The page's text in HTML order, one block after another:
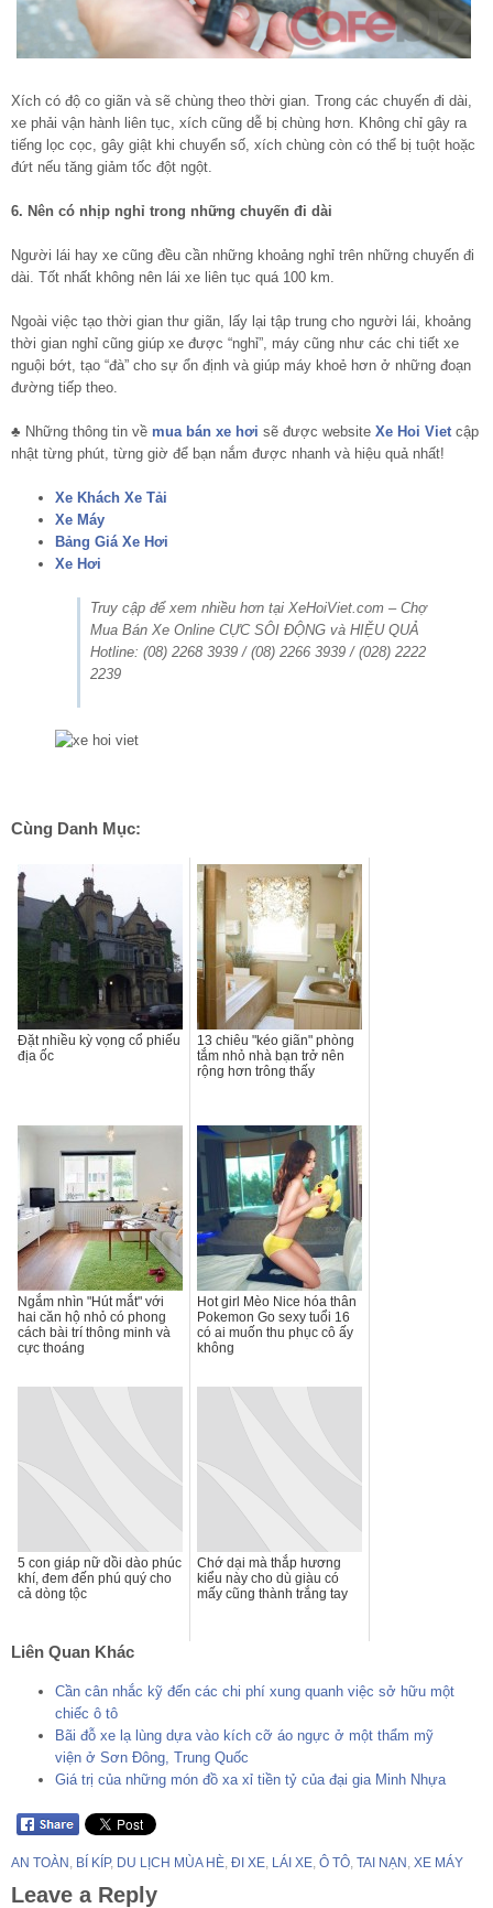
Xích có độ co giãn và sẽ chùng theo thời gian. Trong các chuyến đi dài,
xe phải vận hành liên tục, xích cũng dễ bị chùng hơn. Không chỉ gây ra
tiếng lọc cọc, gây giật khi chuyển số, xích chùng còn có thể bị tuột hoặc
đứt nếu tăng giảm tốc đột ngột.
6. Nên có nhịp nghỉ trong những chuyến đi dài
Người lái hay xe cũng đều cần những khoảng nghỉ trên những chuyến đi
dài. Tốt nhất không nên lái xe liên tục quá 100 km.
Ngoài việc tạo thời gian thư giãn, lấy lại tập trung cho người lái, khoảng
thời gian nghỉ cũng giúp xe được “nghỉ”, máy cũng như các chi tiết xe
nguội bớt, tạo “đà” cho sự ổn định và giúp máy khoẻ hơn ở những đoạn
đường tiếp theo.
♣ Những thông tin về mua bán xe hơi sẽ được website Xe Hoi Vietcập
nhật từng phút, từng giờ để bạn nắm được nhanh và hiệu quả nhất!
Xe Khách Xe Tải
Xe Máy
Bảng Giá Xe Hơi
Xe Hơi
Truy cập để xem nhiều hơn tại XeHoiViet.com – Chợ
Mua Bán Xe Online CỰC SÔI ĐỘNG và HIỆU QUẢ
Hotline: (08) 2268 3939 / (08) 2266 3939 / (028) 2222
2239
Cùng Danh Mục:
Đặt nhiều kỳ vọng cổ phiếu
địa ốc
13 chiêu "kéo giãn" phòng
tắm nhỏ nhà bạn trở nên
rộng hơn trông thấy
Ngắm nhìn "Hút mắt" với
hai căn hộ nhỏ có phong
cách bài trí thông minh và
cực thoáng
Hot girl Mèo Nice hóa thân
Pokemon Go sexy tuổi 16
có ai muốn thu phục cô ấy
không
5 con giáp nữ dồi dào phúc
khí, đem đến phú quý cho
cả dòng tộc
Chớ dại mà thắp hương
kiểu này cho dù giàu có
mấy cũng thành trắng tay
Liên Quan Khác
Cần cân nhắc kỹ đến các chi phí xung quanh việc sở hữu một
chiếc ô tô
Bãi đỗ xe lạ lùng dựa vào kích cỡ áo ngực ở một thẩm mỹ
viện ở Sơn Đông, Trung Quốc
Giá trị của những món đồ xa xỉ tiền tỷ của đại gia Minh Nhựa
AN TOÀN, BÍ KÍP, DU LỊCH MÙA HÈ, ĐI XE, LÁI XE, Ô TÔ, TAI NẠN, XE MÁY
Leave a Reply